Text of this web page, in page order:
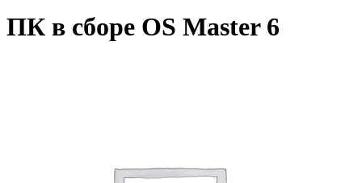
ПК в сборе OS Master 6